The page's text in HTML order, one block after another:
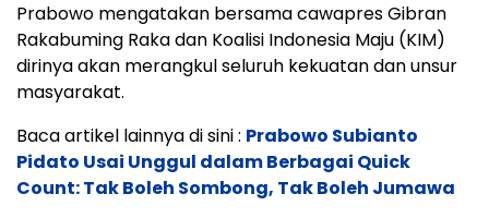
Prabowo mengatakan bersama cawapres Gibran
Rakabuming Raka dan Koalisi Indonesia Maju (KIM)
dirinya akan merangkul seluruh kekuatan dan unsur
masyarakat.
Baca artikel lainnya di sini : Prabowo Subianto
Pidato Usai Unggul dalam Berbagai Quick
Count: Tak Boleh Sombong, Tak Boleh Jumawa